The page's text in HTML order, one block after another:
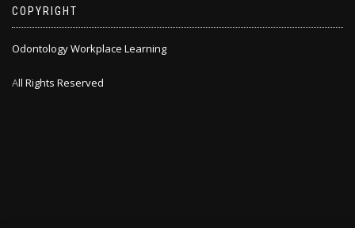
COPYRIGHT
Odontology Workplace Learning
All Rights Reserved